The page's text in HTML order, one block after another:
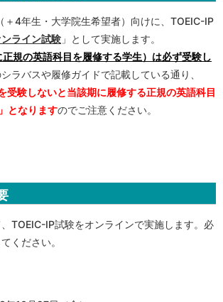
4年生・大学院生希望者）向けに、TOEIC-IP
ライン試験 」として実施します。
規の英語科目を履修する学生）は必ず受験し
ラバスや履修ガイドで記載している通り、
受験しないと当該期に履修する正規の英語科目
となりますのでご注意ください。
TOEIC-IP試験をオンラインで実施します。必
ください。